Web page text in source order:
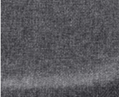
Option: VIMLE, Housse
Option: VIMLE, Housse